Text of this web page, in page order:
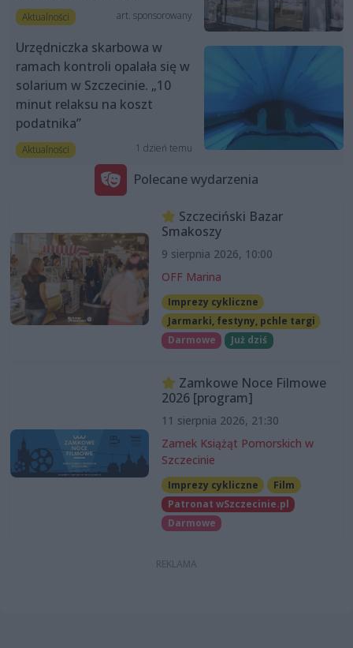
Aktualności art. sponsorowany
Urzędniczka skarbowa w
ramach kontroli opalała się w
solarium w Szczecinie. „10
minut relaksu na koszt
podatnika”
Aktualności 1 dzień temu
Polecane wydarzenia
Szczeciński Bazar
Smakoszy
9 sierpnia 2026, 10:00
OFF Marina
Imprezy cykliczne
Jarmarki, festyny, pchle targi
Darmowe
Już dziś
Zamkowe Noce Filmowe
2026 [program]
11 sierpnia 2026, 21:30
Zamek Książąt Pomorskich w
Szczecinie
Imprezy cykliczne
Film
Patronat wSzczecinie.pl
Darmowe